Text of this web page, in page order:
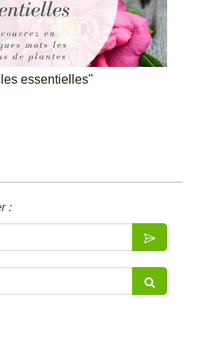
essentielles"
: